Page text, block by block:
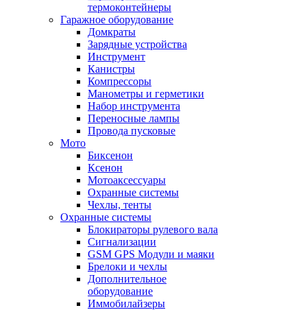
термоконтейнеры
Гаражное оборудование
Домкраты
Зарядные устройства
Инструмент
Канистры
Компрессоры
Манометры и герметики
Набор инструмента
Переносные лампы
Провода пусковые
Мото
Биксенон
Ксенон
Мотоаксессуары
Охранные системы
Чехлы, тенты
Охранные системы
Блокираторы рулевого вала
Сигнализации
GSM GPS Модули и маяки
Брелоки и чехлы
Дополнительное
оборудование
Иммобилайзеры